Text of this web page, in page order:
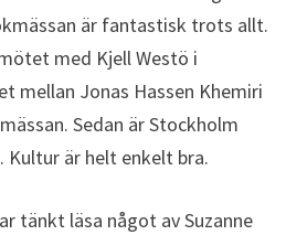
är fantastisk trots allt.
med Kjell Westö i
mellan Jonas Hassen Khemiri
Sedan är Stockholm
är helt enkelt bra.
tänkt läsa något av Suzanne